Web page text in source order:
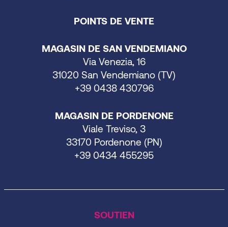
POINTS DE VENTE
MAGASIN DE SAN VENDEMIANO
Via Venezia, 16
31020 San Vendemiano (TV)
+39 0438 430796
MAGASIN DE PORDENONE
Viale Treviso, 3
33170 Pordenone (PN)
+39 0434 455295
SOUTIEN